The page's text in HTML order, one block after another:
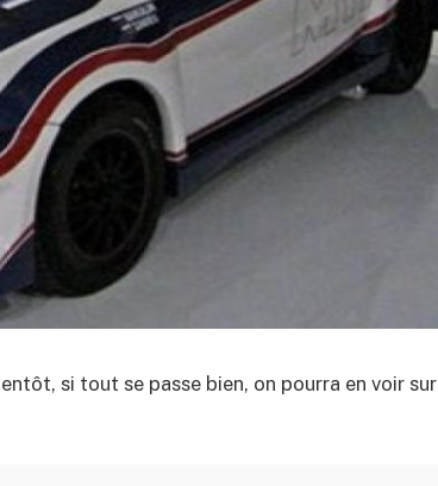
si tout se passe bien, on pourra en voir sur